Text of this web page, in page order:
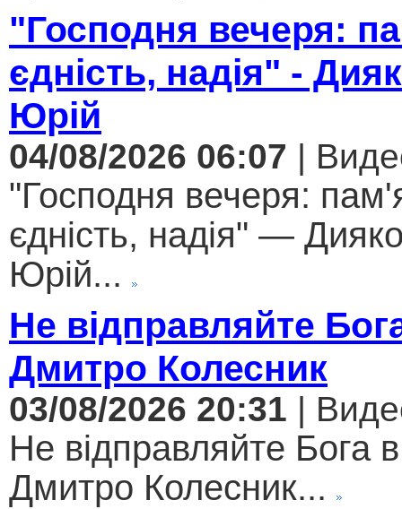
"Господня вечеря:
єдність, надія" -
Юрій
04/08/2026 06:07 |
"Господня вечеря:
єдність, надія" —
Юрій...
Не відправляйте
Дмитро Колесник
03/08/2026 20:31 |
Не відправляйте Бога
Дмитро Колесник...